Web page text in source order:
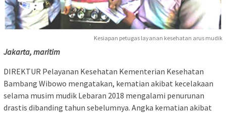
Kesiapan petugas layanan kesehatan arus mudik
Jakarta, maritim
DIREKTUR Pelayanan Kesehatan Kementerian Kesehatan
Bambang Wibowo mengatakan, kematian akibat kecelakaan
selama musim mudik Lebaran 2018 mengalami penurunan
drastis dibanding tahun sebelumnya. Angka kematian akibat